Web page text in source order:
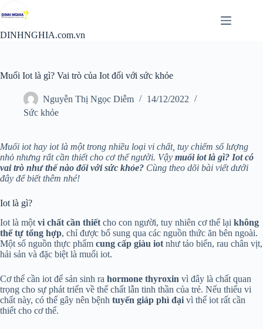
đến
nội
DINHNGHIA.com.vn
Muối Iot là gì? Vai trò của Iot đối với sức khỏe
Nguyễn Thị Ngọc Diễm
14/12/2022
Sức khỏe
Muối iot hay iot là một trong nhiều loại vi chất, tuy chiếm số lượng
nhỏ nhưng rất cần thiết cho cơ thể người. Vậy muối iot là gì? Iot có
vai trò như thế nào đối với sức khỏe? Cùng theo dõi bài viết dưới
đây để biết thêm nhé!
Iot là gì?
Iot là một vi chất cần thiết cho con người, tuy nhiên cơ thể lại không
thể tự tổng hợp, chỉ được bổ sung qua các nguồn thức ăn bên ngoài.
Một số nguồn thực phẩm cung cấp giàu iot như tảo biển, rau chân vịt,
hải sản và đặc biệt là muối iot.
Cơ thể cần iot để sản sinh ra hormone thyroxin vì đây là chất quan
trọng cho sự phát triển về thể chất lẫn tinh thần của trẻ. Nếu thiếu vi
chất này, có thể gây nên bệnh tuyến giáp phì đại vì thế iot rất cần
thiết cho cơ thể.